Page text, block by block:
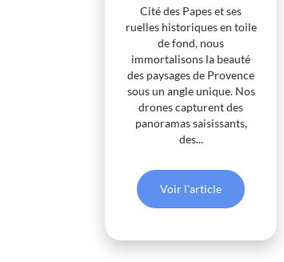
Cité des Papes et ses
ruelles historiques en toile
de fond, nous
immortalisons la beauté
des paysages de Provence
sous un angle unique. Nos
drones capturent des
panoramas saisissants,
des...
Voir l'article